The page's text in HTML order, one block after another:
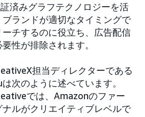
済みグラフテクノロジーを活
ランドが適切なタイミングで
チするのに役立ち、広告配信
性が排除されます。
担当ディレクターである
次のように述べています。
では、Amazonのファー
ルがクリエイティブレベルで